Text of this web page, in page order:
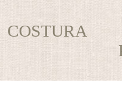
COSTURA